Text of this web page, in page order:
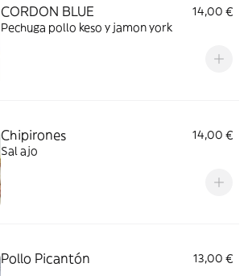
CORDON BLUE
14,00 €
Pechuga pollo keso y jamon york
Chipirones
14,00 €
Sal ajo
Pollo Picantón 13,00 €